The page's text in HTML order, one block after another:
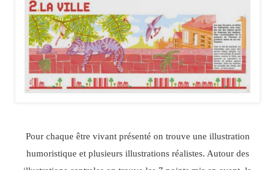
Pour chaque être vivant présenté on trouve une illustration
humoristique et plusieurs illustrations réalistes. Autour des